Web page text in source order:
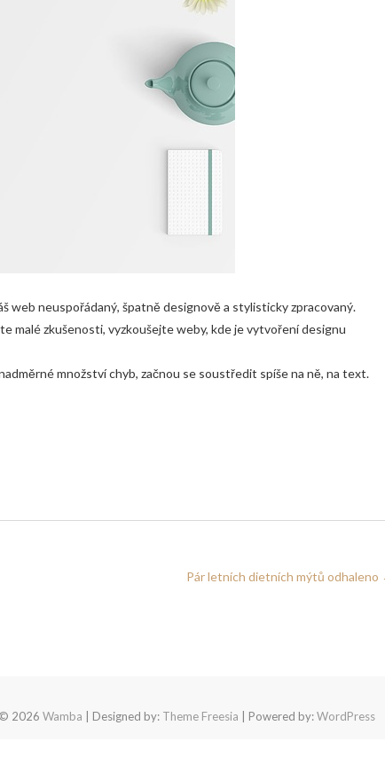
web neuspořádaný, špatně designově a stylisticky zpracovaný.
malé zkušenosti, vyzkoušejte weby, kde je vytvoření designu
množství chyb, začnou se soustředit spíše na ně, na text.
Pár letních dietních mýtů odhaleno
© 2026 Wamba | Designed by: Theme Freesia | Powered by:WordPress